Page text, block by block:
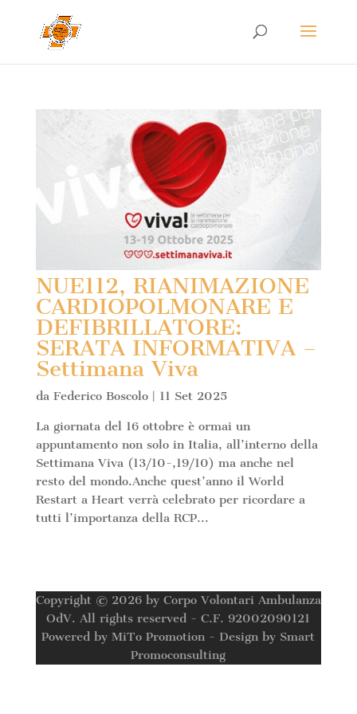
NUE112, RIANIMAZIONE
CARDIOPOLMONARE E
DEFIBRILLATORE:
SERATA INFORMATIVA –
Settimana Viva
da Federico Boscolo| 11 Set 2025
La giornata del 16 ottobre è ormai un
appuntamento non solo in Italia, all’interno della
Settimana Viva (13/10-,19/10) ma anche nel
resto del mondo.Anche quest’anno il World
Restart a Heart verrà celebrato per ricordare a
tutti l’importanza della RCP...
Copyright © 2026 by Corpo Volontari Ambulanza
OdV. All rights reserved - C.F. 92002090121
Powered by MiTo Promotion - Design by Smart
Promoconsulting